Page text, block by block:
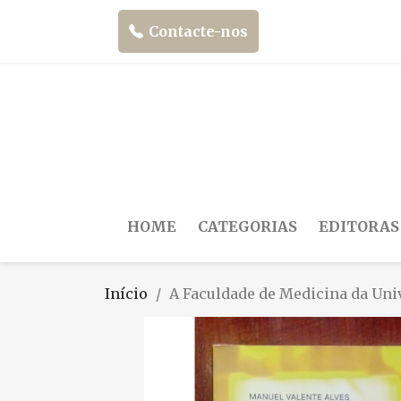
Contacte-nos
HOME CATEGORIAS EDITORAS
Início A Faculdade de Medicina da